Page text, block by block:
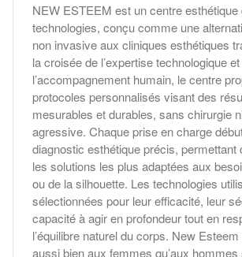
NEW ESTEEM est un centre esthétique
technologies, conçu comme une
non invasive aux cliniques esthétiques
la croisée de l’expertise technologique
l’accompagnement humain, le centre
protocoles personnalisés visant des
mesurables et durables, sans chirurgie
agressive. Chaque prise en charge
diagnostic esthétique précis, permettant
les solutions les plus adaptées aux
ou de la silhouette. Les technologies
sélectionnées pour leur efficacité, leur
capacité à agir en profondeur tout en
l’équilibre naturel du corps. New Esteem
aussi bien aux femmes qu’aux hommes